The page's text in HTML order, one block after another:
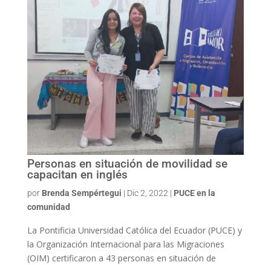
Personas en situación de movilidad se
capacitan en inglés
por Brenda Sempértegui | Dic 2, 2022 | PUCE en la
comunidad
La Pontificia Universidad Católica del Ecuador (PUCE) y
la Organización Internacional para las Migraciones
(OIM) certificaron a 43 personas en situación de